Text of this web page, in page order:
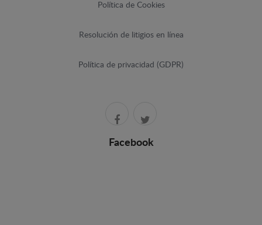
Política de Cookies
Resolución de litigios en línea
Política de privacidad (GDPR)
Facebook